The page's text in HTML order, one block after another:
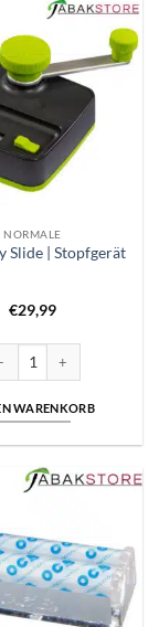
NORMALE
Slide | Stopfgerät
€29,99
Easy Slide | Stopfgerät
WARENKORB